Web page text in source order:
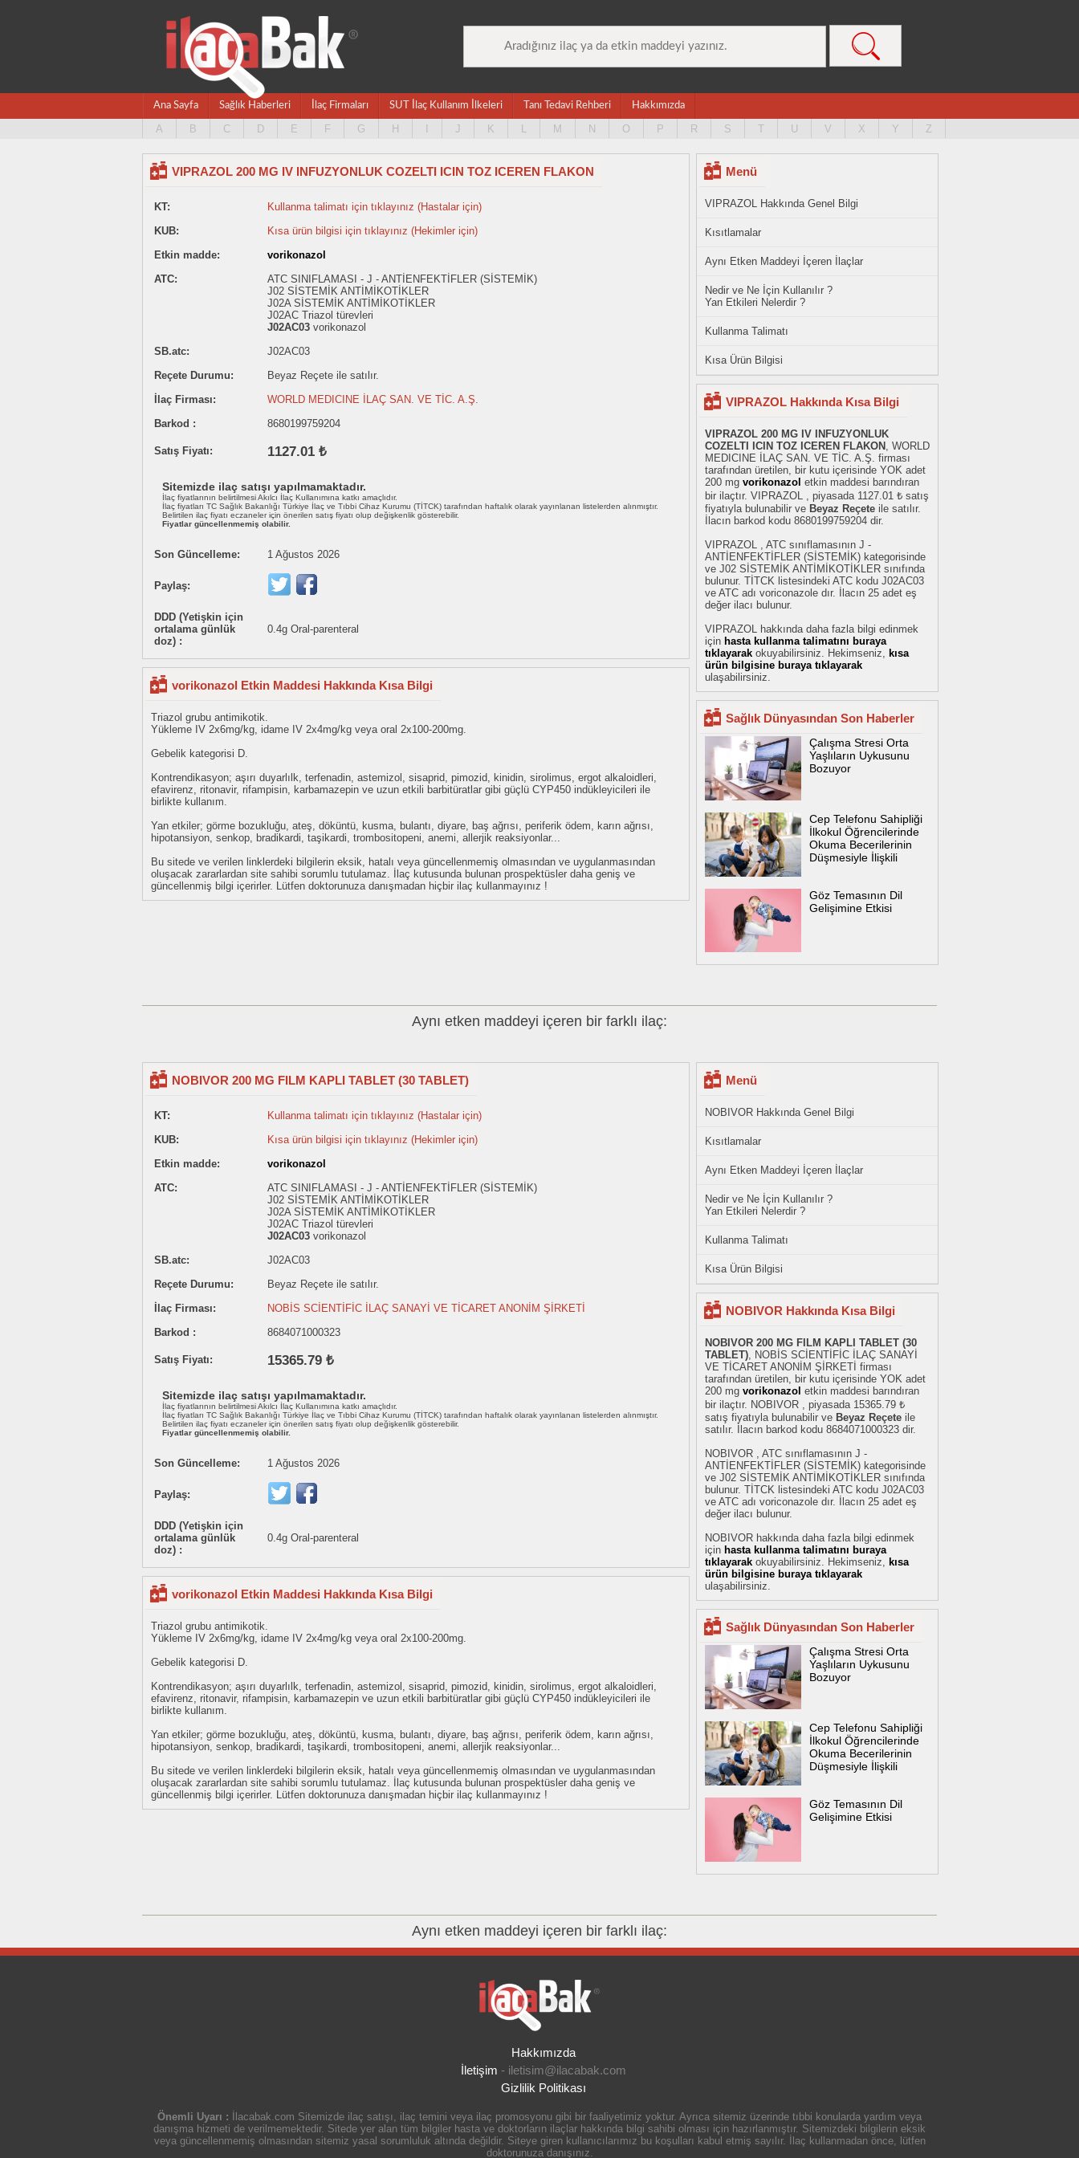
Ana Sayfa Sağlık Haberleri İlaç Firmaları SUT İlaç Kullanım İlkeleri Tanı Tedavi Rehberi Hakkımızda
A B C D E F G H J K L M N O P R S T U V X Y Z
VIPRAZOL 200 MG IV INFUZYONLUK COZELTI ICIN TOZ ICEREN FLAKON
KT:
Kullanma talimatı için tıklayınız (Hastalar için)
KUB:
Kısa ürün bilgisi için tıklayınız (Hekimler için)
Etkin madde:
vorikonazol
ATC:
ATC SINIFLAMASI - J - ANTİENFEKTİFLER (SİSTEMİK)
J02 SİSTEMİK ANTİMİKOTİKLER
J02A SİSTEMİK ANTİMİKOTİKLER
J02AC Triazol türevleri
J02AC03 vorikonazol
SB.atc:
J02AC03
Reçete Durumu:
Beyaz Reçete ile satılır.
İlaç Firması:
WORLD MEDICINE İLAÇ SAN. VE TİC. A.Ş.
Barkod :
8680199759204
Satış Fiyatı: 1127.01 ₺
Sitemizde ilaç satışı yapılmamaktadır.
İlaç fiyatlarının belirtilmesi Akılcı İlaç Kullanımına katkı amaçlıdır.
İlaç fiyatları TC Sağlık Bakanlığı Türkiye İlaç ve Tıbbi Cihaz Kurumu (TİTCK) tarafından haftalık olarak yayınlanan listelerden alınmıştır.
Belirtilen ilaç fiyatı eczaneler için önerilen satış fiyatı olup değişkenlik gösterebilir.
Fiyatlar güncellenmemiş olabilir.
Son Güncelleme: 1 Ağustos 2026
Paylaş:
DDD (Yetişkin için
ortalama günlük
doz) :
0.4g Oral-parenteral
vorikonazol Etkin Maddesi Hakkında Kısa Bilgi
Triazol grubu antimikotik.
Yükleme IV 2x6mg/kg, idame IV 2x4mg/kg veya oral 2x100-200mg.
Gebelik kategorisi D.
Kontrendikasyon; aşırı duyarlılk, terfenadin, astemizol, sisaprid, pimozid, kinidin, sirolimus, ergot alkaloidleri,
efavirenz, ritonavir, rifampisin, karbamazepin ve uzun etkili barbitüratlar gibi güçlü CYP450 indükleyicileri ile
birlikte kullanım.
Yan etkiler; görme bozukluğu, ateş, döküntü, kusma, bulantı, diyare, baş ağrısı, periferik ödem, karın ağrısı,
hipotansiyon, senkop, bradikardi, taşikardi, trombositopeni, anemi, allerjik reaksiyonlar...
Bu sitede ve verilen linklerdeki bilgilerin eksik, hatalı veya güncellenmemiş olmasından ve uygulanmasından
oluşacak zararlardan site sahibi sorumlu tutulamaz. İlaç kutusunda bulunan prospektüsler daha geniş ve
güncellenmiş bilgi içerirler. Lütfen doktorunuza danışmadan hiçbir ilaç kullanmayınız !
Menü
VIPRAZOL Hakkında Genel Bilgi
Kısıtlamalar
Aynı Etken Maddeyi İçeren İlaçlar
Nedir ve Ne İçin Kullanılır ?
Yan Etkileri Nelerdir ?
Kullanma Talimatı
Kısa Ürün Bilgisi
VIPRAZOL Hakkında Kısa Bilgi
VIPRAZOL 200 MG IV INFUZYONLUK
COZELTI ICIN TOZ ICEREN FLAKON , WORLD
MEDICINE İLAÇ SAN. VE TİC. A.Ş. firması
tarafından üretilen, bir kutu içerisinde YOK adet
200 mg vorikonazol etkin maddesi barındıran
bir ilaçtır. VIPRAZOL , piyasada 1127.01 ₺ satış
fiyatıyla bulunabilir ve Beyaz Reçete ile satılır.
İlacın barkod kodu 8680199759204 dir.
VIPRAZOL , ATC sınıflamasının J -
ANTİENFEKTİFLER (SİSTEMİK) kategorisinde
ve J02 SİSTEMİK ANTİMİKOTİKLER sınıfında
bulunur. TİTCK listesindeki ATC kodu J02AC03
ve ATC adı voriconazole dır. İlacın 25 adet eş
değer ilacı bulunur.
VIPRAZOL hakkında daha fazla bilgi edinmek
için hasta kullanma talimatını buraya
tıklayarak okuyabilirsiniz. Hekimseniz, kısa
ürün bilgisine buraya tıklayarak
ulaşabilirsiniz.
Sağlık Dünyasından Son Haberler
Çalışma Stresi Orta
Yaşlıların Uykusunu
Bozuyor
Cep Telefonu Sahipliği
İlkokul Öğrencilerinde
Okuma Becerilerinin
Düşmesiyle İlişkili
Göz Temasının Dil
Gelişimine Etkisi
Aynı etken maddeyi içeren bir farklı ilaç:
NOBIVOR 200 MG FILM KAPLI TABLET (30 TABLET)
KT:
Kullanma talimatı için tıklayınız (Hastalar için)
KUB:
Kısa ürün bilgisi için tıklayınız (Hekimler için)
Etkin madde:
vorikonazol
ATC:
ATC SINIFLAMASI - J - ANTİENFEKTİFLER (SİSTEMİK)
J02 SİSTEMİK ANTİMİKOTİKLER
J02A SİSTEMİK ANTİMİKOTİKLER
J02AC Triazol türevleri
J02AC03 vorikonazol
SB.atc:
J02AC03
Reçete Durumu:
Beyaz Reçete ile satılır.
İlaç Firması:
NOBİS SCİENTİFİC İLAÇ SANAYİ VE TİCARET ANONİM ŞİRKETİ
Barkod :
8684071000323
Satış Fiyatı: 15365.79 ₺
Sitemizde ilaç satışı yapılmamaktadır.
İlaç fiyatlarının belirtilmesi Akılcı İlaç Kullanımına katkı amaçlıdır.
İlaç fiyatları TC Sağlık Bakanlığı Türkiye İlaç ve Tıbbi Cihaz Kurumu (TİTCK) tarafından haftalık olarak yayınlanan listelerden alınmıştır.
Belirtilen ilaç fiyatı eczaneler için önerilen satış fiyatı olup değişkenlik gösterebilir.
Fiyatlar güncellenmemiş olabilir.
Son Güncelleme: 1 Ağustos 2026
Paylaş:
DDD (Yetişkin için
ortalama günlük
doz) :
0.4g Oral-parenteral
vorikonazol Etkin Maddesi Hakkında Kısa Bilgi
Triazol grubu antimikotik.
Yükleme IV 2x6mg/kg, idame IV 2x4mg/kg veya oral 2x100-200mg.
Gebelik kategorisi D.
Kontrendikasyon; aşırı duyarlılk, terfenadin, astemizol, sisaprid, pimozid, kinidin, sirolimus, ergot alkaloidleri,
efavirenz, ritonavir, rifampisin, karbamazepin ve uzun etkili barbitüratlar gibi güçlü CYP450 indükleyicileri ile
birlikte kullanım.
Yan etkiler; görme bozukluğu, ateş, döküntü, kusma, bulantı, diyare, baş ağrısı, periferik ödem, karın ağrısı,
hipotansiyon, senkop, bradikardi, taşikardi, trombositopeni, anemi, allerjik reaksiyonlar...
Bu sitede ve verilen linklerdeki bilgilerin eksik, hatalı veya güncellenmemiş olmasından ve uygulanmasından
oluşacak zararlardan site sahibi sorumlu tutulamaz. İlaç kutusunda bulunan prospektüsler daha geniş ve
güncellenmiş bilgi içerirler. Lütfen doktorunuza danışmadan hiçbir ilaç kullanmayınız !
Menü
NOBIVOR Hakkında Genel Bilgi
Kısıtlamalar
Aynı Etken Maddeyi İçeren İlaçlar
Nedir ve Ne İçin Kullanılır ?
Yan Etkileri Nelerdir ?
Kullanma Talimatı
Kısa Ürün Bilgisi
NOBIVOR Hakkında Kısa Bilgi
NOBIVOR 200 MG FILM KAPLI TABLET (30
TABLET), NOBİS SCİENTİFİC İLAÇ SANAYİ
VE TİCARET ANONİM ŞİRKETİ firması
tarafından üretilen, bir kutu içerisinde YOK adet
200 mg vorikonazol etkin maddesi barındıran
bir ilaçtır. NOBIVOR , piyasada 15365.79 ₺
satış fiyatıyla bulunabilir ve Beyaz Reçete ile
satılır. İlacın barkod kodu 8684071000323 dir.
NOBIVOR , ATC sınıflamasının J -
ANTİENFEKTİFLER (SİSTEMİK) kategorisinde
ve J02 SİSTEMİK ANTİMİKOTİKLER sınıfında
bulunur. TİTCK listesindeki ATC kodu J02AC03
ve ATC adı voriconazole dır. İlacın 25 adet eş
değer ilacı bulunur.
NOBIVOR hakkında daha fazla bilgi edinmek
için hasta kullanma talimatını buraya
tıklayarak okuyabilirsiniz. Hekimseniz, kısa
ürün bilgisine buraya tıklayarak
ulaşabilirsiniz.
Sağlık Dünyasından Son Haberler
Çalışma Stresi Orta
Yaşlıların Uykusunu
Bozuyor
Cep Telefonu Sahipliği
İlkokul Öğrencilerinde
Okuma Becerilerinin
Düşmesiyle İlişkili
Göz Temasının Dil
Gelişimine Etkisi
Aynı etken maddeyi içeren bir farklı ilaç:
Hakkımızda
İletişim - iletisim@ilacabak.com
Gizlilik Politikası
Önemli Uyarı :
İlacabak.com Sitemizde ilaç satışı, ilaç temini veya ilaç promosyonu gibi bir faaliyetimiz yoktur. Ayrıca sitemiz üzerinde tıbbi konularda yardım veya
danışma hizmeti de verilmemektedir. Sitede yer alan tüm bilgiler hasta ve doktorların ilaçlar hakkında bilgi sahibi olması için hazırlanmıştır. Sitemizdeki bilgilerin eksik
veya güncellenmemiş olmasından sitemiz yasal sorumluluk altında değildir. Siteye giren kullanıcılarımız bu koşulları kabul etmiş sayılır. İlaç kullanmadan önce, lütfen
doktorunuza danışınız.